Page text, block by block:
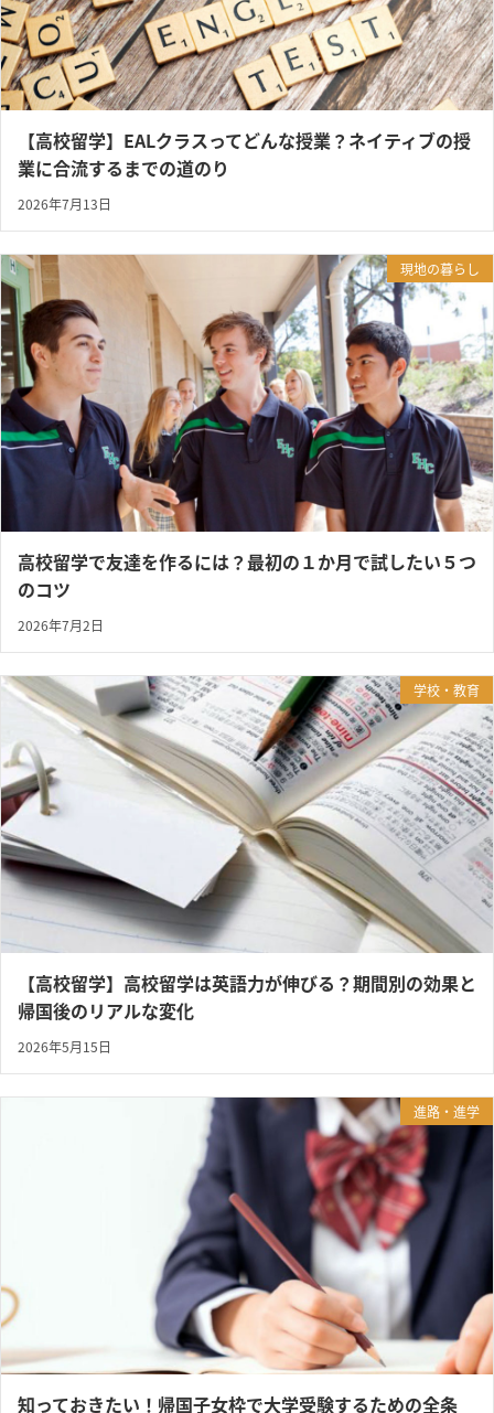
【高校留学】EALクラスってどんな授業？ネイティブの授
業に合流するまでの道のり
2026年7月13日
現地の暮らし
高校留学で友達を作るには？最初の１か月で試したい５つ
のコツ
2026年7月2日
学校・教育
【高校留学】高校留学は英語力が伸びる？期間別の効果と
帰国後のリアルな変化
2026年5月15日
進路・進学
知っておきたい！帰国子女枠で大学受験するための全条